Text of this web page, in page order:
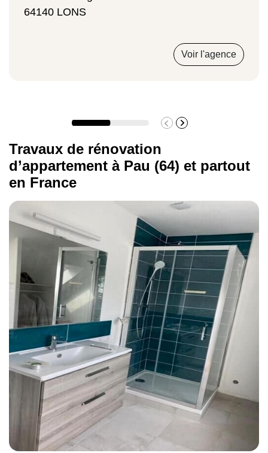
64140 LONS
Voir l'agence
Travaux de rénovation
d’appartement à Pau (64) et partout
en France